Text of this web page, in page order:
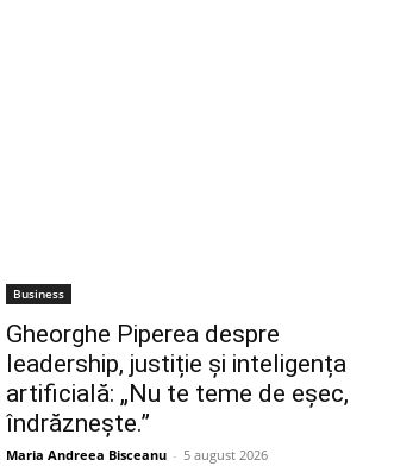
Business
Gheorghe Piperea despre
leadership, justiție și inteligența
artificială: „Nu te teme de eșec,
îndrăznește.”
Maria Andreea Bisceanu - 5 august 2026